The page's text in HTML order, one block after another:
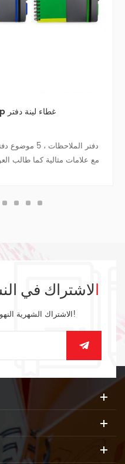
A4 سلك o الربط pp غطاء لينة دفتر
مع علامات مثالية كما طالب
الاشتراك في
الاشتراك الشهرية النهوض والخروج منتج آخر الأخبار!